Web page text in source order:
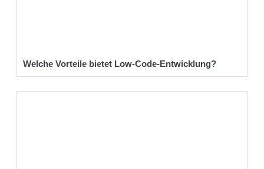
Welche Vorteile bietet Low-Code-Entwicklung?